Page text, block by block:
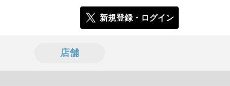
新規登録・ログイン
店舗